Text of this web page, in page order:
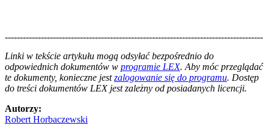
--------------------------------------------------------------------------------------
Linki w tekście artykułu mogą odsyłać bezpośrednio do
odpowiednich dokumentów w programie LEX. Aby móc przeglądać
te dokumenty, konieczne jestzalogowanie się do programu. Dostęp
do treści dokumentów LEX jest zależny od posiadanych licencji.
Autorzy:
Robert Horbaczewski